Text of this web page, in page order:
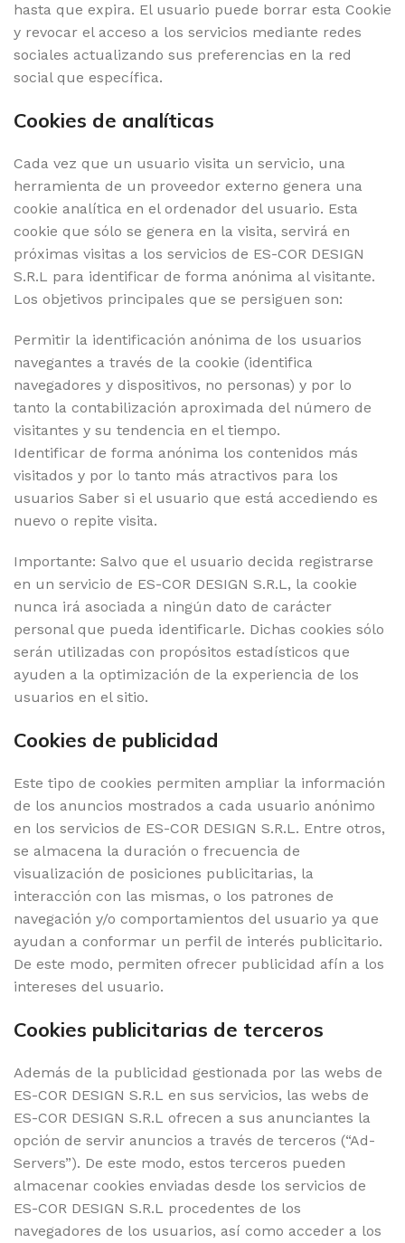
hasta que expira. El usuario puede borrar esta Cookie
y revocar el acceso a los servicios mediante redes
sociales actualizando sus preferencias en la red
social que específica.
Cookies de analíticas
Cada vez que un usuario visita un servicio, una
herramienta de un proveedor externo genera una
cookie analítica en el ordenador del usuario. Esta
cookie que sólo se genera en la visita, servirá en
próximas visitas a los servicios de ES-COR DESIGN
S.R.L para identificar de forma anónima al visitante.
Los objetivos principales que se persiguen son:
Permitir la identificación anónima de los usuarios
navegantes a través de la cookie (identifica
navegadores y dispositivos, no personas) y por lo
tanto la contabilización aproximada del número de
visitantes y su tendencia en el tiempo.
Identificar de forma anónima los contenidos más
visitados y por lo tanto más atractivos para los
usuarios Saber si el usuario que está accediendo es
nuevo o repite visita.
Importante: Salvo que el usuario decida registrarse
en un servicio de ES-COR DESIGN S.R.L, la cookie
nunca irá asociada a ningún dato de carácter
personal que pueda identificarle. Dichas cookies sólo
serán utilizadas con propósitos estadísticos que
ayuden a la optimización de la experiencia de los
usuarios en el sitio.
Cookies de publicidad
Este tipo de cookies permiten ampliar la información
de los anuncios mostrados a cada usuario anónimo
en los servicios de ES-COR DESIGN S.R.L. Entre otros,
se almacena la duración o frecuencia de
visualización de posiciones publicitarias, la
interacción con las mismas, o los patrones de
navegación y/o comportamientos del usuario ya que
ayudan a conformar un perfil de interés publicitario.
De este modo, permiten ofrecer publicidad afín a los
intereses del usuario.
Cookies publicitarias de terceros
Además de la publicidad gestionada por las webs de
ES-COR DESIGN S.R.L en sus servicios, las webs de
ES-COR DESIGN S.R.L ofrecen a sus anunciantes la
opción de servir anuncios a través de terceros (“Ad-
Servers”). De este modo, estos terceros pueden
almacenar cookies enviadas desde los servicios de
ES-COR DESIGN S.R.L procedentes de los
navegadores de los usuarios, así como acceder a los